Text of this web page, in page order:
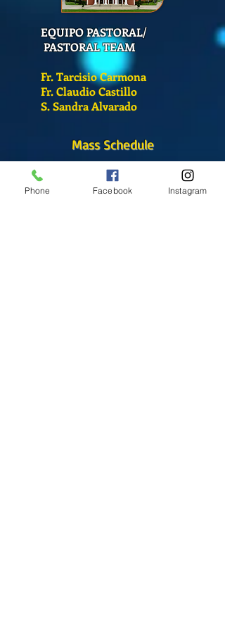
EQUIPO PASTORAL/
PASTORAL TEAM
Fr. Tarcisio Carmona
Fr. Claudio Castillo
S. Sandra Alvarado
Mass Schedule
Monday-Friday
12:00 pm(Chapel)
Phone Facebook Instagram